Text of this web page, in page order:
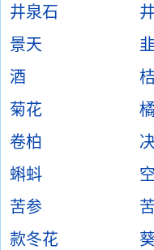
井泉石
景天
酒
菊花
卷柏
蝌蚪
苦参
款冬花